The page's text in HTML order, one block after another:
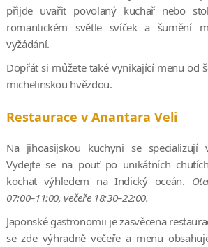
přijde uvařit povolaný kuchař nebo
romantickém světle svíček a šumění
vyžádání.
Dopřát si můžete také vynikající menu od
michelinskou hvězdou.
Restaurace v Anantara Veli
Na jihoasijskou kuchyni se specializují
Vydejte se na pouť po unikátních
kochat výhledem na Indický oceán.
07:00–11:00, večeře 18:30–22:00.
Japonské gastronomii je zasvěcena
se zde výhradně večeře a menu